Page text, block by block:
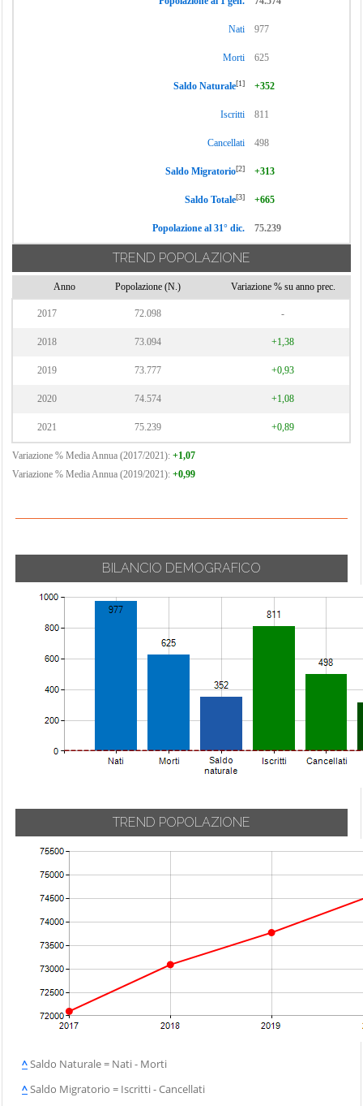
Nati 977
Morti 625
Saldo Naturale[1] +352
Iscritti 811
Cancellati 498
Saldo Migratorio[2] +313
Saldo Totale[3] +665
Popolazione al 31° dic. 75.239
TREND POPOLAZIONE
Anno Popolazione (N.) Variazione % su anno prec.
2017 72.098 -
2018 73.094 +1,38
2019 73.777 +0,93
2020 74.574 +1,08
2021 75.239 +0,89
Variazione % Media Annua (2017/2021): +1,07
Variazione % Media Annua (2019/2021): +0,99
BILANCIO DEMOGRAFICO
TREND POPOLAZIONE
^Saldo Naturale = Nati - Morti
^Saldo Migratorio = Iscritti - Cancellati